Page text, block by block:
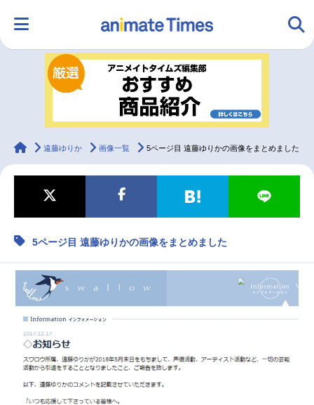
ランキング アニメ
ラジオ
マンガ・ラノベ ゲーム・アプリ 音楽 コスプレ
配信・Vtuber トレンド
最新記事一覧
アニメ記事一覧 声優記事一覧
アニメ映画一覧
今期アニメ曜日別一覧
春アニメ
animateTimes
遠藤ゆりか 画像一覧 5ページ目 遠藤ゆりかの画像をまとめました
5ページ目 遠藤ゆりかの画像をまとめました